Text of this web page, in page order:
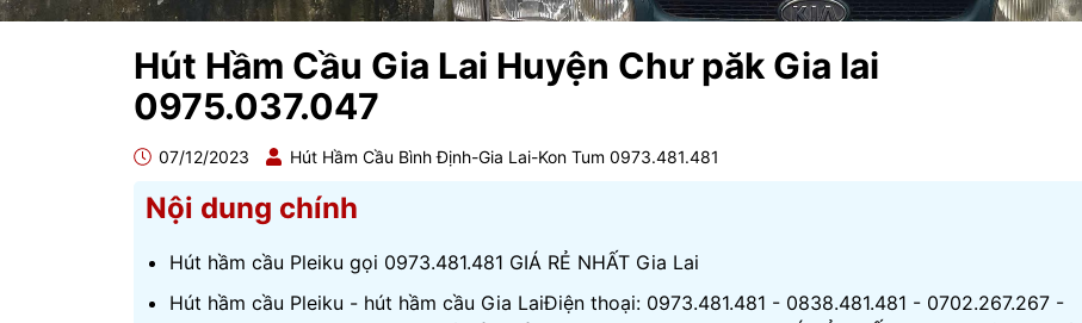
Hút Hầm Cầu Gia Lai Huyện Chư păk Gia lai
0975.037.047
07/12/2023 Hút Hầm Cầu Bình Định-Gia Lai-Kon Tum 0973.481.481
Nội dung chính
Hút hầm cầu Pleiku gọi 0973.481.481 GIÁ RẺ NHẤT Gia Lai
Hút hầm cầu Pleiku - hút hầm cầu Gia LaiĐiện thoại: 0973.481.481 - 0838.481.481 - 0702.267.267 -